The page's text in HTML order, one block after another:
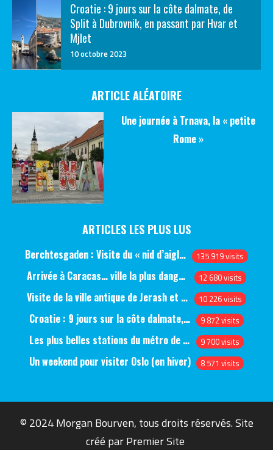
Croatie : 9 jours sur la côte dalmate, de
Split à Dubrovnik, en passant par Hvar et
Mjlet
10 octobre 2023
ARTICLE ALÉATOIRE
Une journée à Trnava, la « petite
Rome »
ARTICLES LES PLUS LUS
Berchtesgaden : Visite du « nid d’aigle » et des bunkers d’Hitler 135 919 visits
Arrivée à Caracas… ville la plus dangereuse du monde (jour 1) 12 680 visits
Visite de la ville antique de Jerash et du château d’Ajlun (jour 1) 10 226 visits
Croatie : 9 jours sur la côte dalmate, de Split à Dubrovnik, en passant par Hvar et Mjlet 9 872 visits
Les plus belles stations du métro de Saint-Pétersbourg 9 700 visits
Un weekend pour visiter Oslo (en hiver) 8 571 visits
© 2024 Morgan Bourven, tous droits réservés. Site
créé parPremier Site